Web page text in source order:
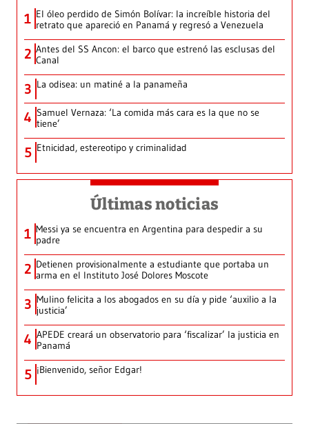
1 El óleo perdido de Simón Bolívar: la increíble historia del
retrato que apareció en Panamá y regresó a Venezuela
2 Antes del SS Ancon: el barco que estrenó las esclusas del
Canal
3 La odisea: un matiné a la panameña
4 Samuel Vernaza: ‘La comida más cara es la que no se
tiene’
5 Etnicidad, estereotipo y criminalidad
Últimas noticias
1 Messi ya se encuentra en Argentina para despedir a su
padre
2 Detienen provisionalmente a estudiante que portaba un
arma en el Instituto José Dolores Moscote
3 Mulino felicita a los abogados en su día y pide ‘auxilio a la
justicia’
4 APEDE creará un observatorio para ‘fiscalizar’ la justicia en
Panamá
5 ¡Bienvenido, señor Edgar!